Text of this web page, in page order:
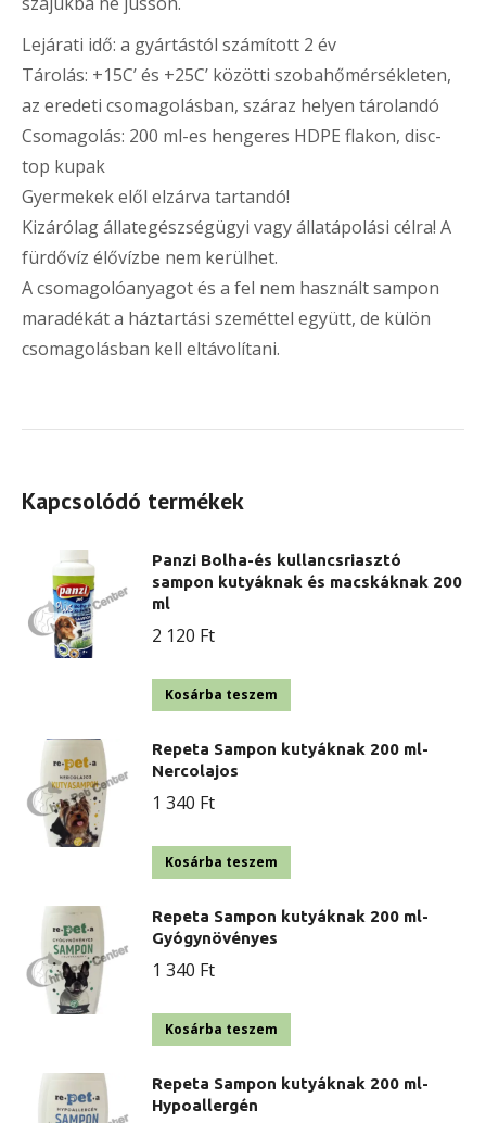
Lejárati idő: a gyártástól számított 2 év
Tárolás: +15C’ és +25C’ közötti szobahőmérsékleten,
az eredeti csomagolásban, száraz helyen tárolandó
Csomagolás: 200 ml-es hengeres HDPE flakon, disc-
top kupak
Gyermekek elől elzárva tartandó!
Kizárólag állategészségügyi vagy állatápolási célra! A
fürdővíz élővízbe nem kerülhet.
A csomagolóanyagot és a fel nem használt sampon
maradékát a háztartási szeméttel együtt, de külön
csomagolásban kell eltávolítani.
Kapcsolódó termékek
Panzi Bolha-és kullancsriasztó
sampon kutyáknak és macskáknak 200
ml
2 120 Ft
Kosárba teszem
Repeta Sampon kutyáknak 200 ml-
Nercolajos
1 340 Ft
Kosárba teszem
Repeta Sampon kutyáknak 200 ml-
Gyógynövényes
1 340 Ft
Kosárba teszem
Repeta Sampon kutyáknak 200 ml-
Hypoallergén